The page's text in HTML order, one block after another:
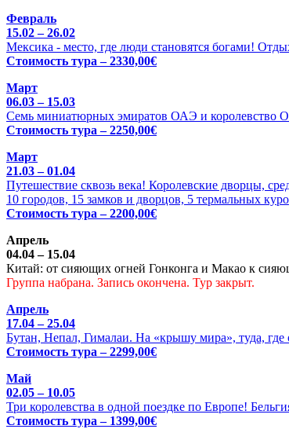
Февраль
15.02 – 26.02
Мексика - место, где люди становятся богами!
Стоимость тура – 2330,00€
Март
06.03 – 15.03
Семь миниатюрных эмиратов ОАЭ и королевство
Стоимость тура – 2250,00€
Март
21.03 – 01.04
Путешествие сквозь века! Королевские дворцы,
10 городов, 15 замков и дворцов, 5 термальных
Стоимость тура – 2200,00€
Апрель
04.04 – 15.04
Китай: от сияющих огней Гонконга и Макао к
Группа набрана. Запись окончена. Тур закрыт.
Апрель
17.04 – 25.04
Бутан, Непал, Гималаи. На «крышу мира», туда,
Стоимость тура – 2299,00€
Май
02.05 – 10.05
Три королевства в одной поездке по Европе!
Стоимость тура – 1399,00€